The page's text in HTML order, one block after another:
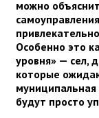
можно
Особенно это
уровня» — сел,
которые
будут просто